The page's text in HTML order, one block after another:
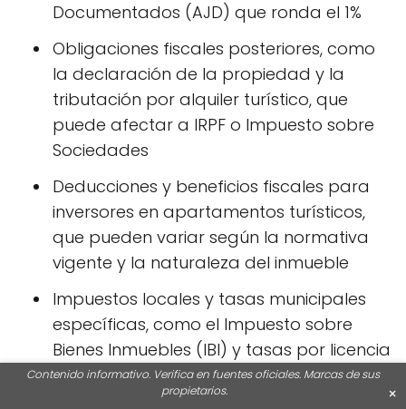
Documentados (AJD) que ronda el 1%
Obligaciones fiscales posteriores, como
la declaración de la propiedad y la
tributación por alquiler turístico, que
puede afectar a IRPF o Impuesto sobre
Sociedades
Deducciones y beneficios fiscales para
inversores en apartamentos turísticos,
que pueden variar según la normativa
vigente y la naturaleza del inmueble
Impuestos locales y tasas municipales
específicas, como el Impuesto sobre
Bienes Inmuebles (IBI) y tasas por licencia
turística en Bizkaia ️
Contenido informativo. Verifica en fuentes oficiales. Marcas de sus
propietarios.
×